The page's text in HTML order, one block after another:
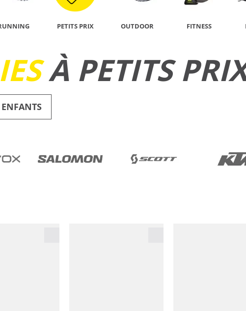
PETITS PRIX OUTDOOR FITNESS
À PETITS
ENFANTS